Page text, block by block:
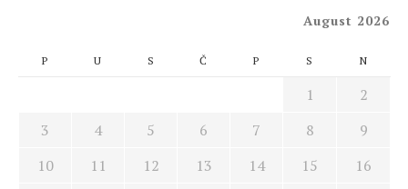
August 2026
P U S Č P S N
1
2
3
4 5 6 7 8
9
10
11 12 13 14 15
16